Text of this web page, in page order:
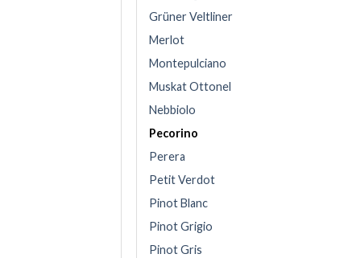
Grüner Veltliner
Merlot
Montepulciano
Muskat Ottonel
Nebbiolo
Pecorino
Perera
Petit Verdot
Pinot Blanc
Pinot Grigio
Pinot Gris